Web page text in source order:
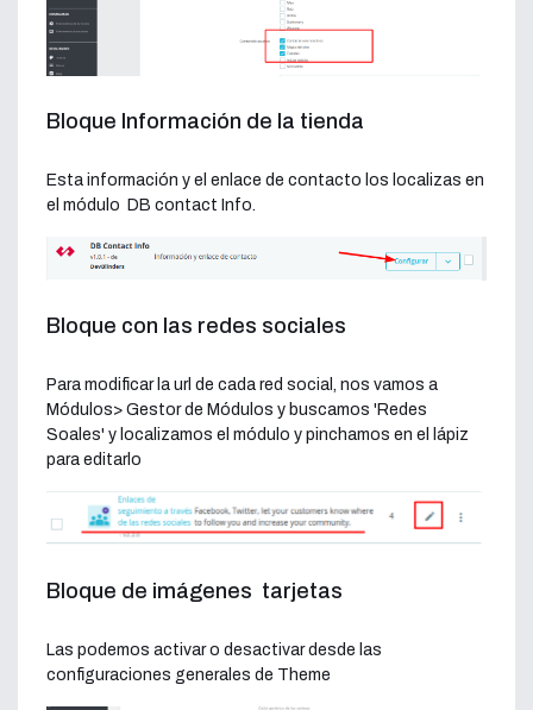
Bloque Información de la tienda
Esta información y el enlace de contacto los localizas en
el módulo DB contact Info.
Bloque con las redes sociales
Para modificar la url de cada red social, nos vamos a
Módulos> Gestor de Módulos y buscamos 'Redes
Soales' y localizamos el módulo y pinchamos en el lápiz
para editarlo
Bloque de imágenes tarjetas
Las podemos activar o desactivar desde las
configuraciones generales de Theme